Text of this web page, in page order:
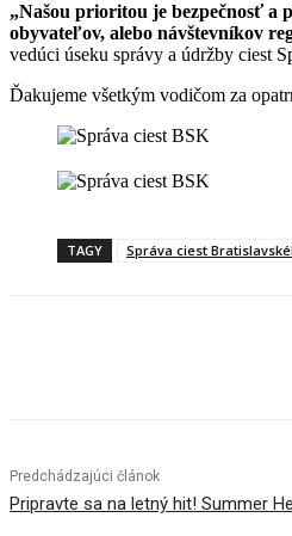
„Našou prioritou je bezpečnosť a
obyvateľov, alebo návštevníkov
vedúci úseku správy a údržby ciest
Ďakujeme všetkým vodičom za
TAGY Správa ciest
Predchádzajúci článok
Pripravte sa na letný hit! Summer